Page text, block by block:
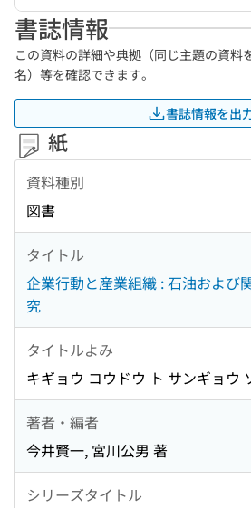
書誌情報
この資料の詳細や典拠（同じ主題の資料
名）等を確認できます。
書誌情報を出
紙
資料種別
図書
タイトル
企業行動と産業組織 : 石油および
究
タイトルよみ
キギョウ コウドウ ト サンギョウ
著者・編者
今井賢一, 宮川公男 著
シリーズタイトル